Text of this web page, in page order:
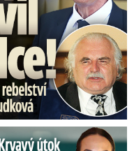
na zmlácení jejího ex